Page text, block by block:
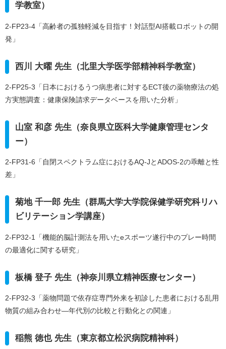
学教室）
2-FP23-4「高齢者の孤独軽減を目指す！対話型AI搭載ロボットの開
発」
西川 大曜 先生（北里大学医学部精神科学教室）
2-FP25-3「日本におけるうつ病患者に対するECT後の薬物療法の処
方実態調査：健康保険請求データベースを用いた分析」
山室 和彦 先生（奈良県立医科大学健康管理センタ
ー）
2-FP31-6「自閉スペクトラム症におけるAQ-JとADOS-2の乖離と性
差」
菊地 千一郎 先生（群馬大学大学院保健学研究科リハ
ビリテーション学講座）
2-FP32-1「機能的脳計測法を用いたeスポーツ遂行中のプレー時間
の最適化に関する研究」
板橋 登子 先生（神奈川県立精神医療センター）
2-FP32-3「薬物問題で依存症専門外来を初診した患者における乱用
物質の組み合わせ―年代別の比較と行動化との関連」
稲熊 徳也 先生（東京都立松沢病院精神科）